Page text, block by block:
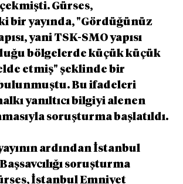
Gürses,
bir yayında, "Gördüğünüz
yani TSK-SMO yapısı
bölgelerde küçük küçük
etmiş" şeklinde bir
Bu ifadeleri
yanıltıcı bilgiyi alenen
soruşturma başlatıldı.
ardından İstanbul
soruşturma
İstanbul Emniyet